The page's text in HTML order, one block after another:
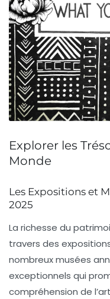
Explorer les
Monde
Les Expositions et
2025
La richesse du
travers des
nombreux musées
exceptionnels qui
compréhension de